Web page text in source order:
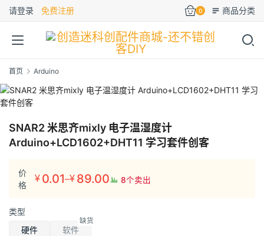
请登录 免费注册 0 商品分类
首页 Arduino
SNAR2 米思齐mixly 电子温湿度计
Arduino+LCD1602+DHT11 学习套件创客
价
格
¥ 0.01–¥ 89.00
价
范
围：
8个卖出
类型
硬件
软件